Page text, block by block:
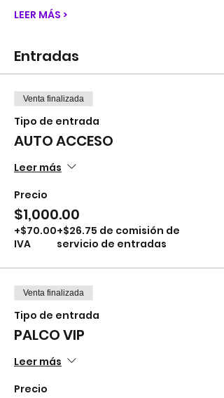
LEER MÁS >
Entradas
Venta finalizada
Tipo de entrada
AUTO ACCESO
Leer más
Precio
$1,000.00
+$70.00
IVA
+$26.75 de comisión de
servicio de entradas
Venta finalizada
Tipo de entrada
PALCO VIP
Leer más
Precio